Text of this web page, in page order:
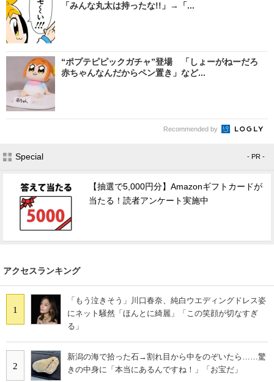
「みんな丸太は持ったな!!」→「...
“ポプテピピックガチャ”登場 「しょーがねーだろ
赤ちゃんなんだからペン置き」など...
Recommended by
Special - PR -
【抽選で5,000円分】Amazonギフトカードが
当たる！読者アンケート実施中
アクセスランキング
1
「もう泣きそう」川口春奈、純白ウエディングドレス姿
にネット騒然「ほんとに綺麗」「この笑顔が切なすぎ
る」
2
新潟の海で拾った石→割れ目から中をのぞいたら……驚
きの中身に「本当にあるんですね！」「お宝だ」